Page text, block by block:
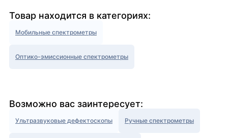
Товар находится в категориях:
Мобильные спектрометры
Оптико-эмиссионные спектрометры
Возможно вас заинтересует:
Ультразвуковые дефектоскопы Ручные спектрометры